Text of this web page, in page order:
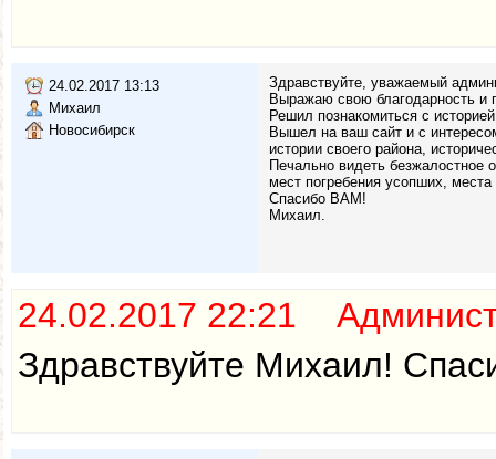
24.02.2017 13:13
Михаил
Новосибирск
Здравствуйте, уважаемый
Выражаю свою благодарность и
Решил познакомиться с
Вышел на ваш сайт и с
истории своего района,
Печально видеть безжалостное
мест погребения усопших,
Спасибо ВАМ!
Михаил.
24.02.2017 22:21
Здравствуйте Михаил!